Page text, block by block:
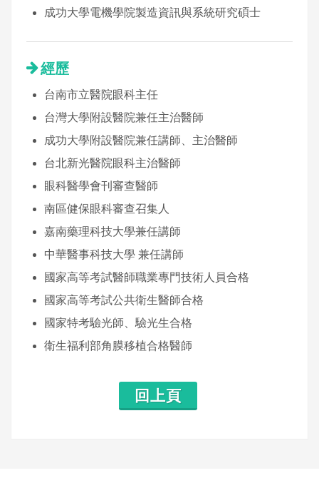
成功大學電機學院製造資訊與系統研究碩士
經歷
台南市立醫院眼科主任
台灣大學附設醫院兼任主治醫師
成功大學附設醫院兼任講師、主治醫師
台北新光醫院眼科主治醫師
眼科醫學會刊審查醫師
南區健保眼科審查召集人
嘉南藥理科技大學兼任講師
中華醫事科技大學 兼任講師
國家高等考試醫師職業專門技術人員合格
國家高等考試公共衛生醫師合格
國家特考驗光師、驗光生合格
衛生福利部角膜移植合格醫師
回上頁